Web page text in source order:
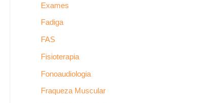
Exames
Fadiga
FAS
Fisioterapia
Fonoaudiologia
Fraqueza Muscular